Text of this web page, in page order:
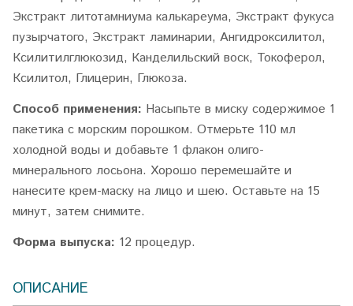
Экстракт литотамниума калькареума, Экстракт фукуса
пузырчатого, Экстракт ламинарии, Ангидроксилитол,
Ксилитилглюкозид, Канделильский воск, Токоферол,
Ксилитол, Глицерин, Глюкоза.
Способ применения: Насыпьте в миску содержимое 1
пакетика с морским порошком. Отмерьте 110 мл
холодной воды и добавьте 1 флакон олиго-
минерального лосьона. Хорошо перемешайте и
нанесите крем-маску на лицо и шею. Оставьте на 15
минут, затем снимите.
Форма выпуска: 12 процедур.
ОПИСАНИЕ